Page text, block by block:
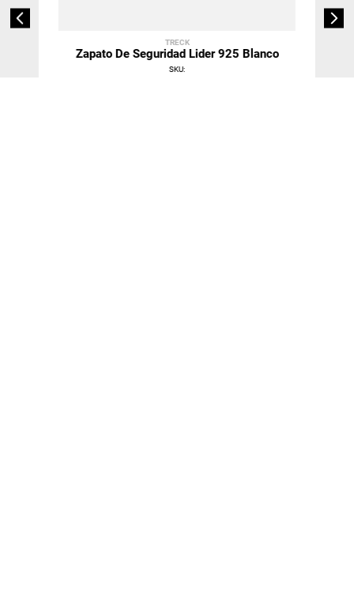
TRECK
Zapato De Seguridad Lider 925 Blanco
SKU: